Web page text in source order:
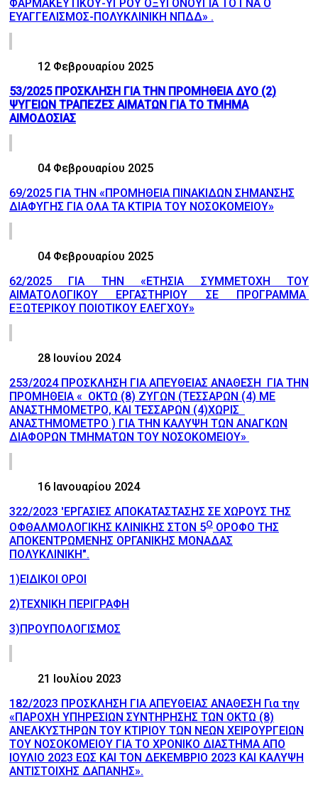
ΦΑΡΜΑΚΕΥΤΙΚΟΥ-ΥΓΡΟΥ ΟΞΥΓΟΝΟΥΓΙΑ ΤΟ ΓΝΑ Ο
ΕΥΑΓΓΕΛΙΣΜΟΣ-ΠΟΛΥΚΛΙΝΙΚΗ ΝΠΔΔ» .
12 Φεβρουαρίου 2025
53/2025 ΠΡΟΣΚΛΗΣΗ ΓΙΑ ΤΗΝ ΠΡΟΜΗΘΕΙΑ ΔΥΟ (2)
ΨΥΓΕΙΩΝ ΤΡΑΠΕΖΕΣ ΑΙΜΑΤΩΝ ΓΙΑ ΤΟ ΤΜΗΜΑ
ΑΙΜΟΔΟΣΙΑΣ
04 Φεβρουαρίου 2025
69/2025 ΓΙΑ ΤΗΝ «ΠΡΟΜΗΘΕΙΑ ΠΙΝΑΚΙΔΩΝ ΣΗΜΑΝΣΗΣ
ΔΙΑΦΥΓΗΣ ΓΙΑ ΟΛΑ ΤΑ ΚΤΙΡΙΑ ΤΟΥ ΝΟΣΟΚΟΜΕΙΟΥ»
04 Φεβρουαρίου 2025
62/2025 ΓΙΑ ΤΗΝ «ΕΤΗΣΙΑ ΣΥΜΜΕΤΟΧΗ ΤΟΥ
ΑΙΜΑΤΟΛΟΓΙΚΟΥ ΕΡΓΑΣΤΗΡΙΟΥ ΣΕ ΠΡΟΓΡΑΜΜΑ
ΕΞΩΤΕΡΙΚΟΥ ΠΟΙΟΤΙΚΟΥ ΕΛΕΓΧΟΥ»
28 Ιουνίου 2024
253/2024 ΠΡΟΣΚΛΗΣΗ ΓΙΑ ΑΠΕΥΘΕΙΑΣ ΑΝΑΘΕΣΗ ΓΙΑ ΤΗΝ
ΠΡΟΜΗΘΕΙΑ « ΟΚΤΩ (8) ΖΥΓΩΝ (ΤΕΣΣΑΡΩΝ (4) ΜΕ
ΑΝΑΣΤΗΜΟΜΕΤΡΟ, ΚΑΙ ΤΕΣΣΑΡΩΝ (4)ΧΩΡΙΣ
ΑΝΑΣΤΗΜΟΜΕΤΡΟ ) ΓΙΑ ΤΗΝ ΚΑΛΥΨΗ ΤΩΝ ΑΝΑΓΚΩΝ
ΔΙΑΦΟΡΩΝ ΤΜΗΜΑΤΩΝ ΤΟΥ ΝΟΣΟΚΟΜΕΙΟΥ»
16 Ιανουαρίου 2024
322/2023 'ΕΡΓΑΣΙΕΣ ΑΠΟΚΑΤΑΣΤΑΣΗΣ ΣΕ ΧΩΡΟΥΣ ΤΗΣ
ΟΦΘΑΛΜΟΛΟΓΙΚΗΣ ΚΛΙΝΙΚΗΣ ΣΤΟΝ 5Ο ΟΡΟΦΟ ΤΗΣ
ΑΠΟΚΕΝΤΡΩΜΕΝΗΣ ΟΡΓΑΝΙΚΗΣ ΜΟΝΑΔΑΣ
ΠΟΛΥΚΛΙΝΙΚΗ".
1)ΕΙΔΙΚΟΙ ΟΡΟΙ
2)ΤΕΧΝΙΚΗ ΠΕΡΙΓΡΑΦΗ
3)ΠΡΟΥΠΟΛΟΓΙΣΜΟΣ
21 Ιουλίου 2023
182/2023 ΠΡΟΣΚΛΗΣΗ ΓΙΑ ΑΠΕΥΘΕΙΑΣ ΑΝΑΘΕΣΗ Για την
«ΠΑΡΟΧΗ ΥΠΗΡΕΣΙΩΝ ΣΥΝΤΗΡΗΣΗΣ ΤΩΝ ΟΚΤΩ (8)
ΑΝΕΛΚΥΣΤΗΡΩΝ ΤΟΥ ΚΤΙΡΙΟΥ ΤΩΝ ΝΕΩΝ ΧΕΙΡΟΥΡΓΕΙΩΝ
ΤΟΥ ΝΟΣΟΚΟΜΕΙΟΥ ΓΙΑ ΤΟ ΧΡΟΝΙΚΟ ΔΙΑΣΤΗΜΑ ΑΠΟ
ΙΟΥΛΙΟ 2023 ΕΩΣ ΚΑΙ ΤΟΝ ΔΕΚΕΜΒΡΙΟ 2023 ΚΑΙ ΚΑΛΥΨΗ
ΑΝΤΙΣΤΟΙΧΗΣ ΔΑΠΑΝΗΣ».